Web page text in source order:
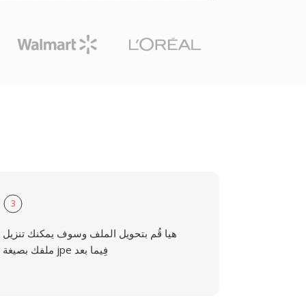
3
هيا قُم بتحويل الملف وسوف يمكنك تنزيل
ملفك بصيغة jpe فِيما بعد